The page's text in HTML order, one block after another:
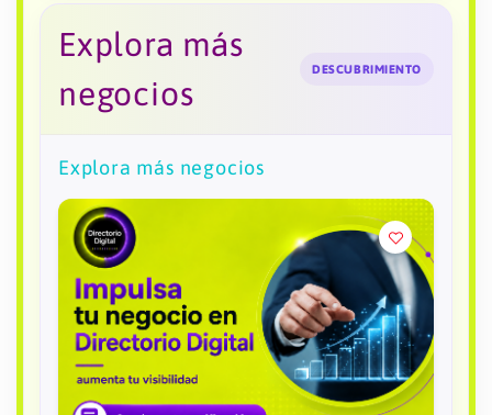
Explora más
negocios
DESCUBRIMIENTO
Explora más negocios